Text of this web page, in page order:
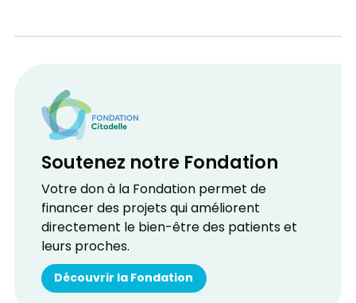
Soutenez notre Fondation
Votre don à la Fondation permet de
financer des projets qui améliorent
directement le bien-être des patients et
leurs proches.
Découvrir la Fondation